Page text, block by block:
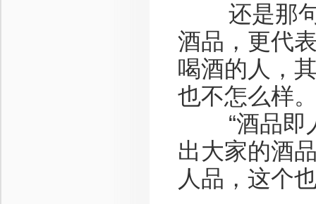
还是那句
酒品，更代
喝酒的人，
也不怎么样
“酒品即人
出大家的酒
人品，这个